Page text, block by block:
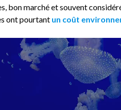
bon marché et souvent
ont pourtant un coût